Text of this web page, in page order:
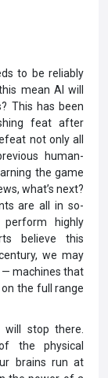
to be reliably
mean AI will
This has been
feat after
not only all
human-
the game
what’s next?
are all in so-
highly
believe this
we may
— machines that
the full range
will stop there.
the physical
brains run at